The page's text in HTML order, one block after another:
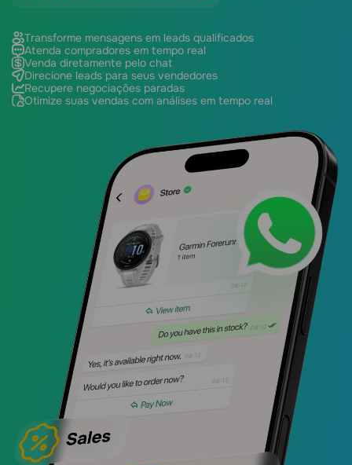
Transforme mensagens em leads qualificados
Atenda compradores em tempo real
Venda diretamente pelo chat
Direcione leads para seus vendedores
Recupere negociações paradas
Otimize suas vendas com análises em tempo real